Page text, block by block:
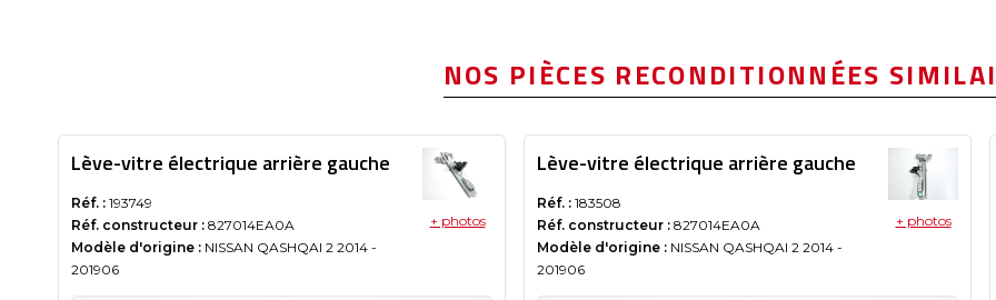
NOS PIÈCES RECONDITIONNÉES
Lève-vitre électrique arrière gauche
Réf. : 193749
Réf. constructeur : 827014EA0A
Modèle d'origine : NISSAN QASHQAI 2 2014 -
201906
+ photos
Lève-vitre électrique arrière gauche
Réf. : 183508
Réf. constructeur : 827014EA0A
Modèle d'origine : NISSAN QASHQAI 2 2014 -
201906
+ photos